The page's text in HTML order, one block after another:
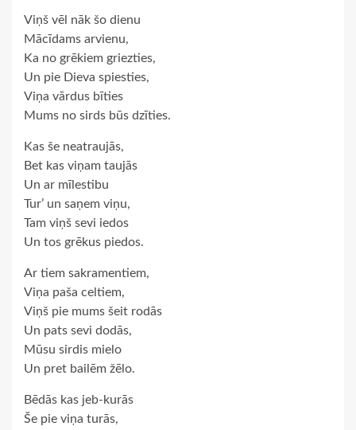
Viņš vēl nāk šo dienu
Mācīdams arvienu,
Ka no grēkiem griezties,
Un pie Dieva spiesties,
Viņa vārdus bīties
Mums no sirds būs dzīties.
Kas še neatraujās,
Bet kas viņam taujās
Un ar mīlestibu
Tur’ un saņem viņu,
Tam viņš sevi iedos
Un tos grēkus piedos.
Ar tiem sakramentiem,
Viņa paša celtiem,
Viņš pie mums šeit rodās
Un pats sevi dodās,
Mūsu sirdis mielo
Un pret bailēm žēlo.
Bēdās kas jeb-kurās
Še pie viņa turās,